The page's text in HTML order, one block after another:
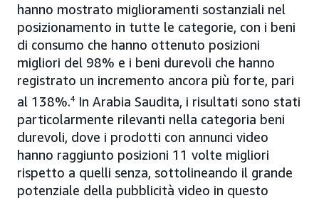
hanno mostrato miglioramenti sostanziali nel
posizionamento in tutte le categorie, con i beni
di consumo che hanno ottenuto posizioni
migliori del 98% e i beni durevoli che hanno
registrato un incremento ancora più forte, pari
al 138%.4 In Arabia Saudita, i risultati sono stati
particolarmente rilevanti nella categoria beni
durevoli, dove i prodotti con annunci video
hanno raggiunto posizioni 11 volte migliori
rispetto a quelli senza, sottolineando il grande
potenziale della pubblicità video in questo